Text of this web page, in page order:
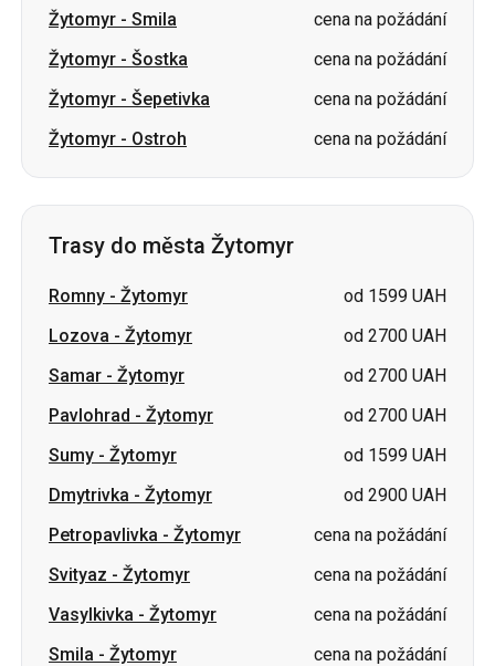
Žytomyr - Smila
cena na požádání
Žytomyr - Šostka
cena na požádání
Žytomyr - Šepetivka
cena na požádání
Žytomyr - Ostroh cena na požádání
Trasy do města Žytomyr
Romny - Žytomyr
od 1599 UAH
Lozova - Žytomyr
od 2700 UAH
Samar - Žytomyr
od 2700 UAH
Pavlohrad - Žytomyr
od 2700 UAH
Sumy - Žytomyr
od 1599 UAH
Dmytrivka - Žytomyr
od 2900 UAH
Petropavlivka - Žytomyr
cena na požádání
Svityaz - Žytomyr
cena na požádání
Vasylkivka - Žytomyr
cena na požádání
Smila - Žytomyr cena na požádání